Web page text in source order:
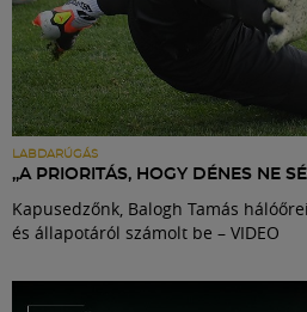
LABDARÚGÁS
„A PRIORITÁS, HOGY DÉNES NE
Kapusedzőnk, Balogh Tamás
és állapotáról számolt be – VIDEO